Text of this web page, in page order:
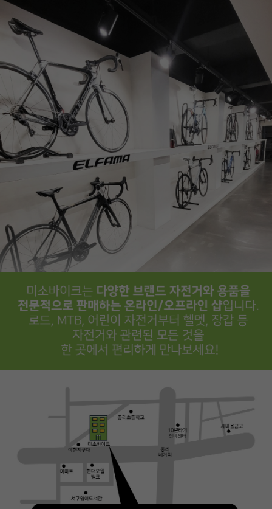
페이코 ID로